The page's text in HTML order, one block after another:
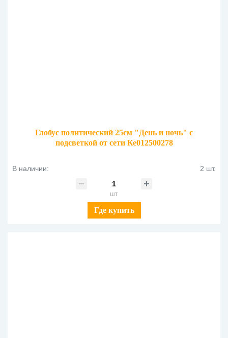
Глобус политический 25см "День и ночь" с
подсветкой от сети Ке012500278
В наличии: 2 шт.
шт
Где купить